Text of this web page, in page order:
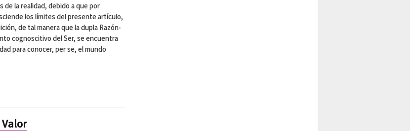
la realidad, debido a que por
los límites del presente artículo,
de tal manera que la dupla Razón-
cognoscitivo del Ser, se encuentra
para conocer, per se, el mundo